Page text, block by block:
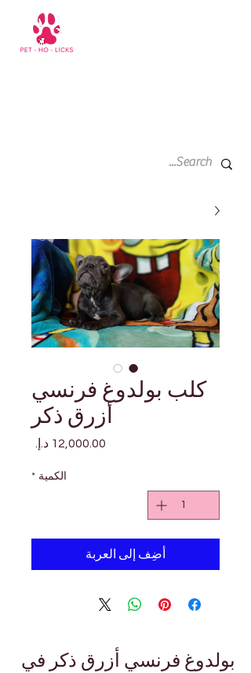
كلب بولدوغ فرنسي
أزرق ذكر
الكمية *
أضِف إلى العربة
بولدوغ فرنسي أزرق ذكر في